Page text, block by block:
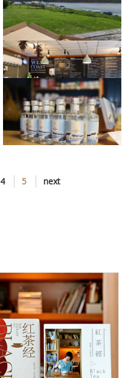
6207 Day6 Ullapool小鎮 Oak
＆Grain
6209 Day6 Ullapool小鎮 Oak
＆Grain 午餐
6212 Day6 Ullapool小鎮
4 5 next